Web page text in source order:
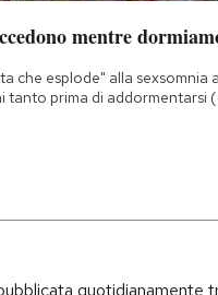
mentre
che esplode" alla sexsomnia
tanto prima di addormentarsi
quotidianamente